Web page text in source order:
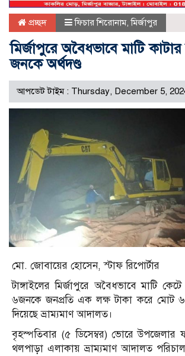
প্রচ্ছদ ফিচার শিরোনাম,মির্জাপুর
মির্জাপুরে অবৈধভাবে মাটি
জনকে অর্থদণ্ড
আপডেট টাইম : Thursday, December 5,
মো. জোবায়ের হোসেন, স্টাফ রিপোর্টার
টাঙ্গাইলের মির্জাপুরে অবৈধভাবে মাটি
৬জনকে জনপ্রতি এক লক্ষ টাকা করে মোট ৬
দিয়েছে ভ্রাম্যমাণ আদালত।
বৃহস্পতিবার (৫ ডিসেম্বর) ভোরে উপজেলার
থলপাড়া এলাকায় ভ্রাম্যমাণ আদালত